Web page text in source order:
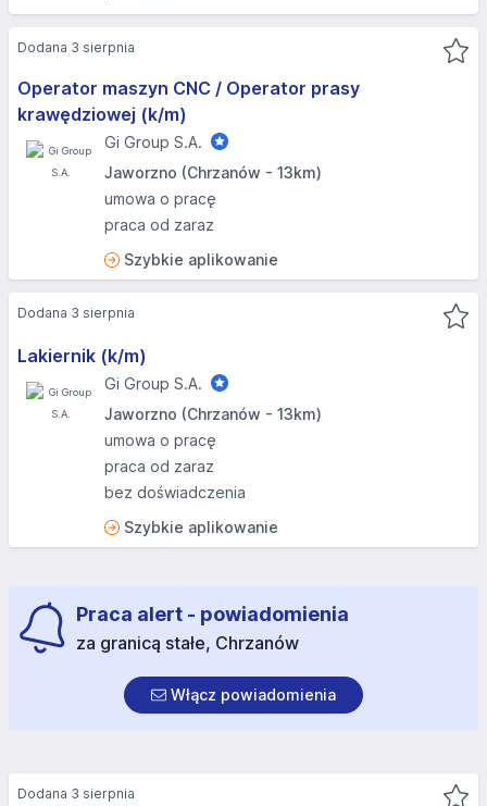
Operator maszyn CNC / Operator prasy
krawędziowej (k/m)
Gi Group S.A.
Jaworzno (Chrzanów - 13km)
umowa o pracę
praca od zaraz
Szybkie aplikowanie
Dodana 3 sierpnia
Lakiernik (k/m)
Gi Group S.A.
Jaworzno (Chrzanów - 13km)
umowa o pracę
praca od zaraz
bez doświadczenia
Szybkie aplikowanie
Dodana 3 sierpnia
Praca alert - powiadomienia
za granicą stałe, Chrzanów
Włącz powiadomienia
Dodana 3 sierpnia